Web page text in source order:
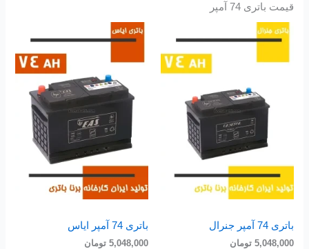
قیمت باتری 74 آمپر
باتری 74 آمپر جنرال
5,048,000 تومان
باتری 74 آمپر ایاس
5,048,000 تومان